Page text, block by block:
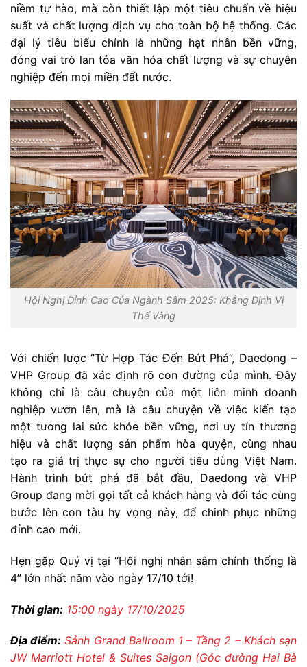
niềm tự hào, mà còn thiết lập một tiêu chuẩn về hiệu
suất và chất lượng dịch vụ cho toàn bộ hệ thống. Các
đại lý tiêu biểu chính là những hạt nhân bền vững,
đóng vai trò lan tỏa văn hóa chất lượng và sự chuyên
nghiệp đến mọi miền đất nước.
Hội Nghị Đỉnh Cao Của Ngành Sâm 2025: Khẳng Định Vị
Thế Vàng
Với chiến lược “Từ Hợp Tác Đến Bứt Phá”, Daedong –
VHP Group đã xác định rõ con đường của mình.Đây
không chỉ là câu chuyện của một liên minh doanh
nghiệp vươn lên, mà là câu chuyện về việc kiến tạo
một tương lai sức khỏe bền vững, nơi uy tín thương
hiệu và chất lượng sản phẩm hòa quyện, cùng nhau
tạo ra giá trị thực sự cho người tiêu dùng Việt Nam.
Hành trình bứt phá đã bắt đầu, Daedong và VHP
Group đang mời gọi tất cả khách hàng và đối tác cùng
bước lên con tàu hy vọng này, để chinh phục những
đỉnh cao mới.
Hẹn gặp Quý vị tại “Hội nghị nhân sâm chính thống lầ
4” lớn nhất năm vào ngày 17/10 tới!
Thời gian: 15:00 ngày 17/10/2025
Địa điểm: Sảnh Grand Ballroom 1 – Tầng 2 – Khách sạn
JW Marriott Hotel & Suites Saigon (Góc đường Hai Bà